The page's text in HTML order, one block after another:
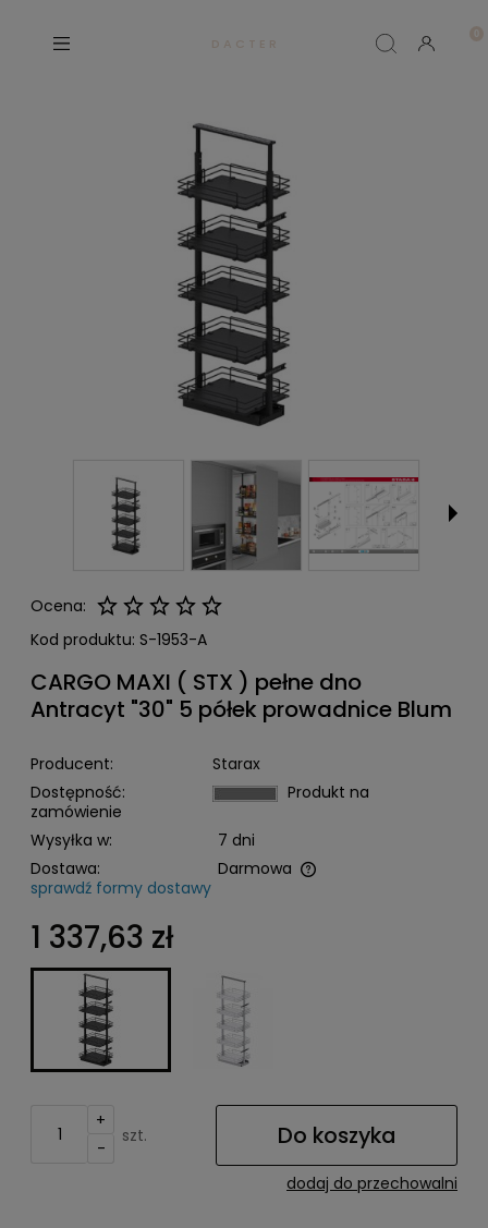
D A C T E R
Ocena:
Kod produktu: S-1953-A
CARGO MAXI ( STX ) pełne dno
Antracyt "30" 5 półek prowadnice Blum
Producent:
Starax
Dostępność:
Produkt na
zamówienie
Wysyłka w:
7 dni
Dostawa:
Darmowa
Cena nie zawiera ewentualnych kosztów płatności
sprawdź formy dostawy
1 337,63 zł
+
-
szt. Do koszyka
dodaj do przechowalni